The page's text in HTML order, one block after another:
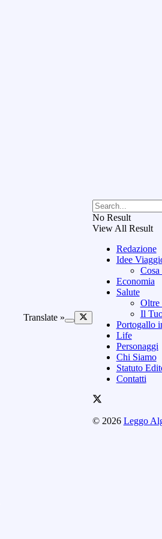
Translate »
No Result
View All Result
Redazione
Idee
Economia
Salute
Oltre
Il
Portogallo
Life
Personaggi
Chi Siamo
Statuto
Contatti
© 2026 Leggo